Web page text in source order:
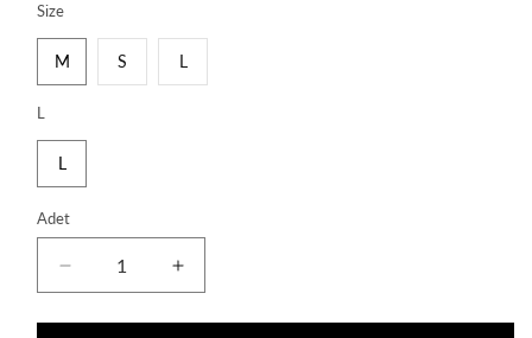
Size
M S L
L
L
Adet
Plush
Sweater
Ruby
Plush
Sweater